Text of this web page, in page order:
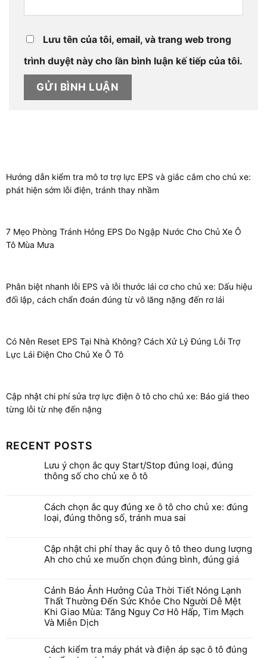
Lưu tên của tôi, email, và trang web trong
trình duyệt này cho lần bình luận kế tiếp của tôi.
Hướng dẫn kiểm tra mô tơ trợ lực EPS và giắc cắm cho chủ xe:
phát hiện sớm lỗi điện, tránh thay nhầm
7 Mẹo Phòng Tránh Hỏng EPS Do Ngập Nước Cho Chủ Xe Ô
Tô Mùa Mưa
Phân biệt nhanh lỗi EPS và lỗi thước lái cơ cho chủ xe: Dấu hiệu
đối lập, cách chẩn đoán đúng từ vô lăng nặng đến rơ lái
Có Nên Reset EPS Tại Nhà Không? Cách Xử Lý Đúng Lỗi Trợ
Lực Lái Điện Cho Chủ Xe Ô Tô
Cập nhật chi phí sửa trợ lực điện ô tô cho chủ xe: Báo giá theo
từng lỗi từ nhẹ đến nặng
RECENT POSTS
Lưu ý chọn ắc quy Start/Stop đúng loại, đúng
thông số cho chủ xe ô tô
Cách chọn ắc quy đúng xe ô tô cho chủ xe: đúng
loại, đúng thông số, tránh mua sai
Cập nhật chi phí thay ắc quy ô tô theo dung lượng
Ah cho chủ xe muốn chọn đúng bình, đúng giá
Cảnh Báo Ảnh Hưởng Của Thời Tiết Nóng Lạnh
Thất Thường Đến Sức Khỏe Cho Người Dễ Mệt
Khi Giao Mùa: Tăng Nguy Cơ Hô Hấp, Tim Mạch
Và Miễn Dịch
Cách kiểm tra máy phát và điện áp sạc ô tô đúng